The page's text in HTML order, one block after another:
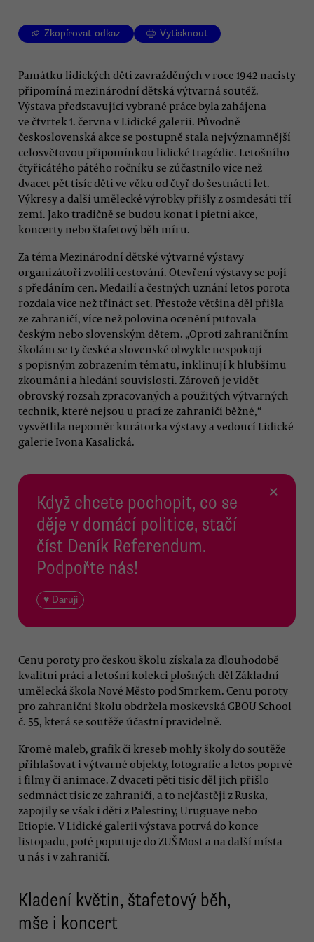
Zkopírovat odkaz Vytisknout
Památku lidických dětí zavražděných v roce 1942 nacisty
připomíná mezinárodní dětská výtvarná soutěž.
Výstava představující vybrané práce byla zahájena
ve čtvrtek 1. června v Lidické galerii. Původně
československá akce se postupně stala nejvýznamnější
celosvětovou připomínkou lidické tragédie. Letošního
čtyřicátého pátého ročníku se zúčastnilo více než
dvacet pět tisíc dětí ve věku od čtyř do šestnácti let.
Výkresy a další umělecké výrobky přišly z osmdesáti tří
zemí. Jako tradičně se budou konat i pietní akce,
koncerty nebo štafetový běh míru.
Za téma Mezinárodní dětské výtvarné výstavy
organizátoři zvolili cestování. Otevření výstavy se pojí
s předáním cen. Medailí a čestných uznání letos porota
rozdala více než třináct set. Přestože většina děl přišla
ze zahraničí, více než polovina ocenění putovala
českým nebo slovenským dětem. „Oproti zahraničním
školám se ty české a slovenské obvykle nespokojí
s popisným zobrazením tématu, inklinují k hlubšímu
zkoumání a hledání souvislostí. Zároveň je vidět
obrovský rozsah zpracovaných a použitých výtvarných
technik, které nejsou u prací ze zahraničí běžné,“
vysvětlila nepoměr kurátorka výstavy a vedoucí Lidické
galerie Ivona Kasalická.
Když chcete pochopit, co se
děje v domácí politice, stačí
číst Deník Referendum.
Podpořte nás!
♥ Daruji
×
Cenu poroty pro českou školu získala za dlouhodobě
kvalitní práci a letošní kolekci plošných děl Základní
umělecká škola Nové Město pod Smrkem. Cenu poroty
pro zahraniční školu obdržela moskevská GBOU School
č. 55, která se soutěže účastní pravidelně.
Kromě maleb, grafik či kreseb mohly školy do soutěže
přihlašovat i výtvarné objekty, fotografie a letos poprvé
i filmy či animace. Z dvaceti pěti tisíc děl jich přišlo
sedmnáct tisíc ze zahraničí, a to nejčastěji z Ruska,
zapojily se však i děti z Palestiny, Uruguaye nebo
Etiopie. V Lidické galerii výstava potrvá do konce
listopadu, poté poputuje do ZUŠ Most a na další místa
u nás i v zahraničí.
Kladení květin, štafetový běh,
mše i koncert